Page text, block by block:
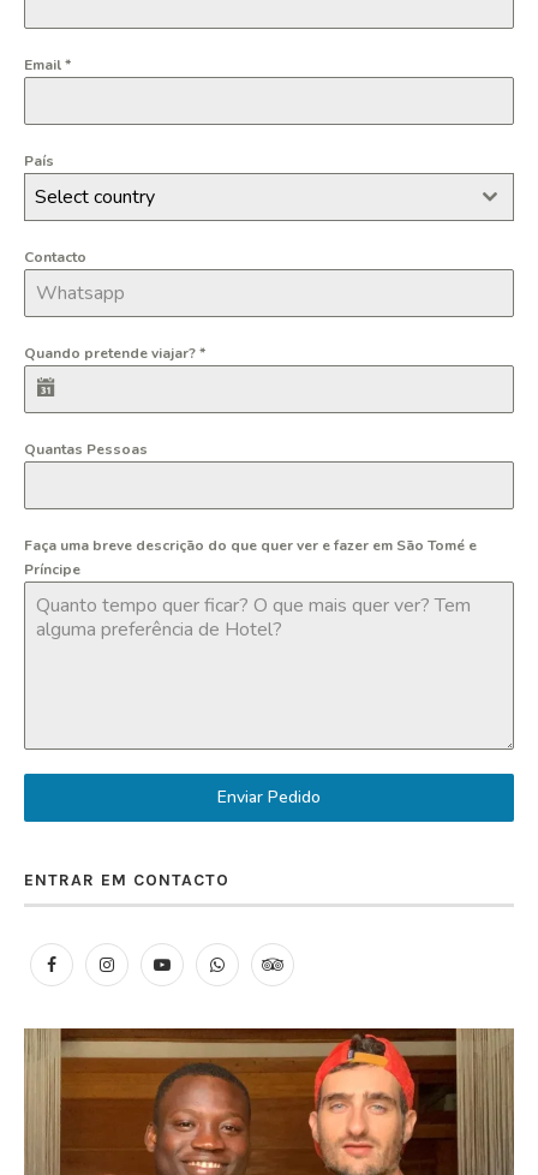
Email*
País
Select country
Contacto
Quando pretende viajar?*
Quantas Pessoas
Faça uma breve descrição do que quer ver e fazer em São Tomé e
Príncipe
Enviar Pedido
ENTRAR EM CONTACTO